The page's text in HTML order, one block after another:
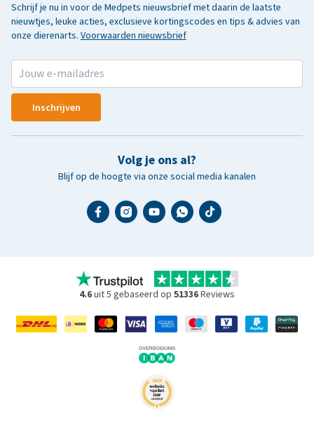
Schrijf je nu in voor de Medpets nieuwsbrief met daarin de laatste
nieuwtjes, leuke acties, exclusieve kortingscodes en tips & advies van
onze dierenarts. Voorwaarden nieuwsbrief
Inschrijven
Volg je ons al?
Blijf op de hoogte via onze social media kanalen
4.6uit 5 gebaseerd op 51336Reviews